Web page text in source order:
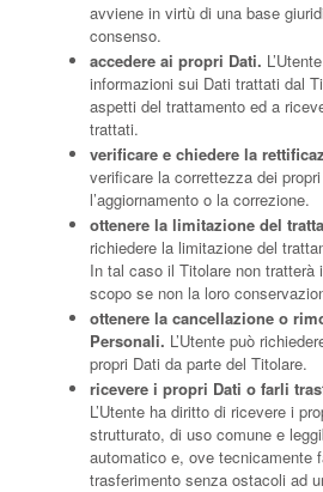
avviene in virtù di una base
consenso.
accedere ai propri Dati.
informazioni sui Dati trattati dal
aspetti del trattamento ed a
trattati.
verificare e chiedere la
verificare la correttezza dei
l’aggiornamento o la correzione.
ottenere la limitazione del
richiedere la limitazione del
In tal caso il Titolare non tratterà
scopo se non la loro
ottenere la cancellazione o
Personali. L’Utente può
propri Dati da parte del Titolare.
ricevere i propri Dati o farli
L’Utente ha diritto di ricevere i
strutturato, di uso comune e
automatico e, ove tecnicamente
trasferimento senza ostacoli ad